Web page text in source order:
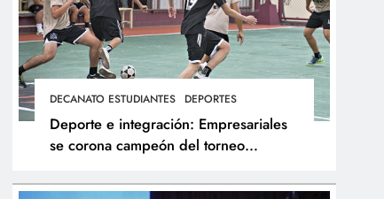
DECANATO ESTUDIANTES DEPORTES
Deporte e integración: Empresariales
se corona campeón del torneo